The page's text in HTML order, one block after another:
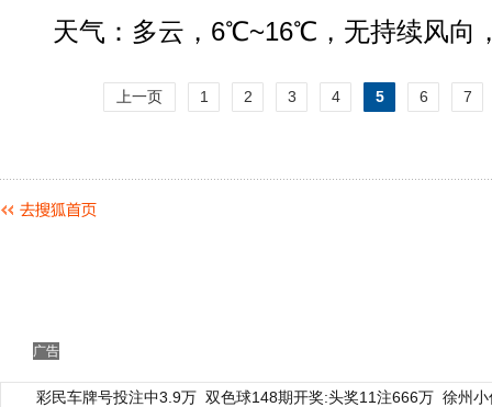
天气：多云，6℃~16℃，无持续风向
上一页 1 2 3 4 5 6 7
广告
彩民车牌号投注中3.9万 双色球148期开奖:头奖11注666万 徐州